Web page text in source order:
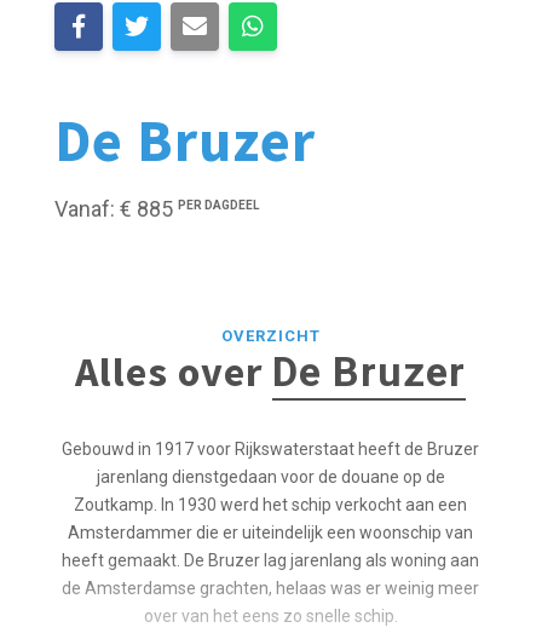
De Bruzer
Vanaf: € 885 PER DAGDEEL
OVERZICHT
Alles over De Bruzer
Gebouwd in 1917 voor Rijkswaterstaat heeft de Bruzer
jarenlang dienstgedaan voor de douane op de
Zoutkamp. In 1930 werd het schip verkocht aan een
Amsterdammer die er uiteindelijk een woonschip van
heeft gemaakt. De Bruzer lag jarenlang als woning aan
de Amsterdamse grachten, helaas was er weinig meer
over van het eens zo snelle schip.